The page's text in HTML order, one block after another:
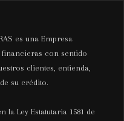
es una Empresa
financieras con sentido
clientes, entienda,
su crédito.
Ley Estatutaria 1581 de